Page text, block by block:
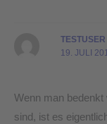
TESTUSER
19. JULI
Wenn man
sind, ist es